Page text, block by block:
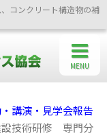
コンクリート構造物の補
講演・見学会報告
設技術研修 専門分
MENU